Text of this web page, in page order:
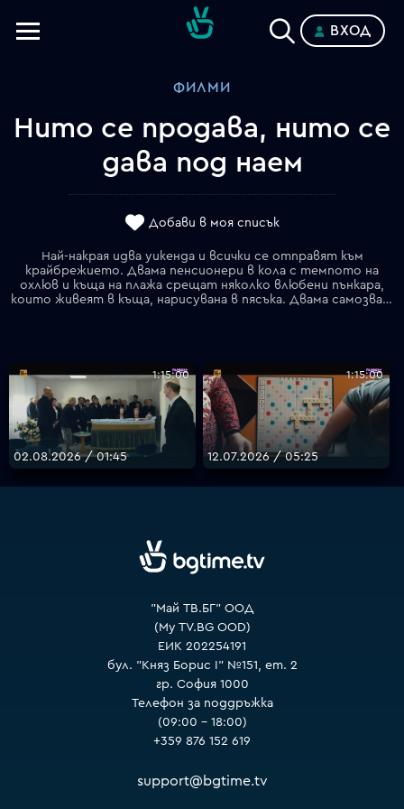
VOYO
ВХОД
ФИЛМИ
Нито се продава, нито се
дава под наем
Добави в моя списък
Най-накрая идва уикенда и всички се отправят към
крайбрежието. Двама пенсионери в кола с темпото на
охлюв и къща на плажа срещат няколко влюбени пънкара,
които живеят в къща, нарисувана в пясъка. Двама самозванци играят голф в близост до погребално шествие, представител се среща с любовницата си в хотел и животът на двете двойки се обръща с главата надолу заради изгубено хвърчило. Много странни и смешни срещи се случват по време на почивката на морето.
1:15:00
02.08.2026 / 01:45
1:15:00
12.07.2026 / 05:25
"Май ТВ.БГ" ООД
(My TV.BG OOD)
ЕИК 202254191
бул. "Княз Борис I" №151, ет. 2
гр. София 1000
Телефон за поддръжка
(09:00 – 18:00)
+359 876 152 619
support@bgtime.tv